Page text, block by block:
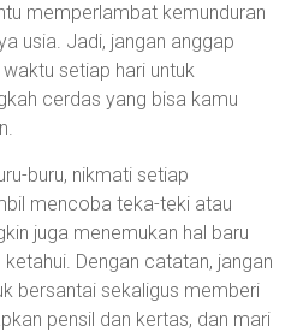
memperlambat kemunduran
usia. Jadi, jangan anggap
setiap hari untuk
cerdas yang bisa kamu
buru, nikmati setiap
mencoba teka-teki atau
juga menemukan hal baru
Dengan catatan, jangan
bersantai sekaligus memberi
pensil dan kertas, dan mari